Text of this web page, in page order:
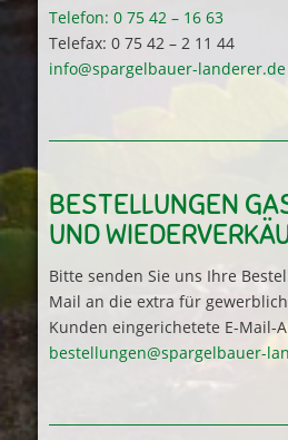
Telefon: 0 75 42 – 16 63
Telefax: 0 75 42 – 2 11 44
info@spargelbauer-landerer.de
BESTELLUNGEN
UND
Bitte senden Sie uns Ihre
Mail an die extra für
Kunden eingerichetete E-Mail-
bestellungen@spargelbauer-